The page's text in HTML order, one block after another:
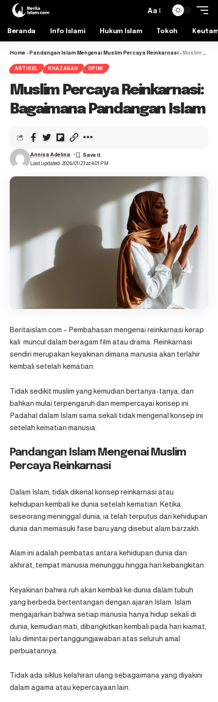
Aa
Beranda Info Islami Hukum Islam Tokoh
Home - Pandangan Islam Mengenai Muslim Percaya Reinkarnasi - Muslim Percaya Reinkarnasi: Bagaimana Pandangan Islam
ARTIKEL KHAZANAH OPINI
Muslim Percaya Reinkarnasi:
Bagaimana Pandangan Islam
Last updated: 2026/01/23 at 4:01 PM
Annisa Adelina
Beritaislam.com – Pembahasan mengenai reinkarnasi kerap
kali muncul dalam beragam film atau drama. Reinkarnasi
sendiri merupakan keyakinan dimana manusia akan terlahir
kembali setelah kematian.
Tidak sedikit muslim yang kemudian bertanya-tanya, dan
bahkan mulai terpengaruh dan mempercayai konsep ini.
Padahal dalam Islam sama sekali tidak mengenal konsep ini
setelah kematian manusia.
Pandangan Islam Mengenai Muslim
Percaya Reinkarnasi
Dalam Islam, tidak dikenal konsep reinkarnasi atau
kehidupan kembali ke dunia setelah kematian. Ketika
seseorang meninggal dunia, ia telah terputus dari kehidupan
dunia dan memasuki fase baru yang disebut alam barzakh.
Alam ini adalah pembatas antara kehidupan dunia dan
akhirat, tempat manusia menunggu hingga hari kebangkitan.
Keyakinan bahwa ruh akan kembali ke dunia dalam tubuh
yang berbeda bertentangan dengan ajaran Islam. Islam
mengajarkan bahwa setiap manusia hanya hidup sekali di
dunia, kemudian mati, dibangkitkan kembali pada hari kiamat,
lalu dimintai pertanggungjawaban atas seluruh amal
perbuatannya.
Tidak ada siklus kelahiran ulang sebagaimana yang diyakini
dalam agama atau kepercayaan lain.